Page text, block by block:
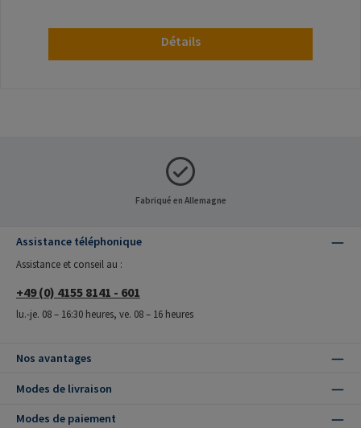
Détails
Fabriqué en Allemagne
Assistance téléphonique
Assistance et conseil au :
+49 (0) 4155 8141 - 601
lu.-je. 08 – 16:30 heures, ve. 08 – 16 heures
Nos avantages
Modes de livraison
Modes de paiement